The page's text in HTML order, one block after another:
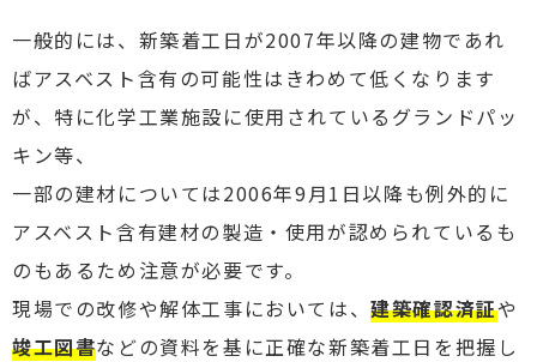
一般的には、新築着工日が2007年以降の建物であれ
ばアスベスト含有の可能性はきわめて低くなります
が、特に化学工業施設に使用されているグランドパッ
キン等、
一部の建材については2006年9月1日以降も例外的に
アスベスト含有建材の製造・使用が認められているも
のもあるため注意が必要です。
現場での改修や解体工事においては、建築確認済証や
竣工図書などの資料を基に正確な新築着工日を把握し